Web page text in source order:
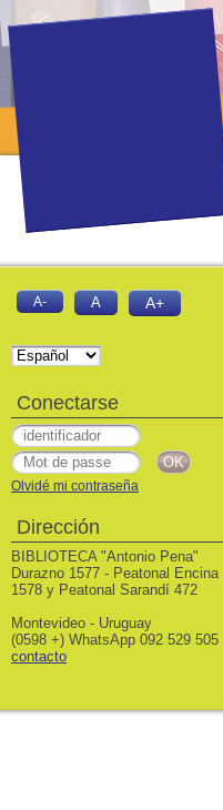
A- A A+
Conectarse
Olvidé mi contraseña
Dirección
BIBLIOTECA "Antonio Pena"
Durazno 1577 - Peatonal Encina
1578 y Peatonal Sarandí 472
Montevideo - Uruguay
(0598 +) WhatsApp 092 529 505
contacto